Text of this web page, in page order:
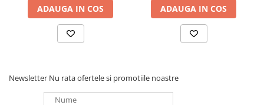
ADAUGA IN COS ADAUGA IN COS
Newsletter Nu rata ofertele si promotiile noastre